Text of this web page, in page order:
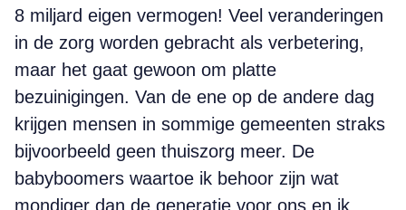
8 miljard eigen vermogen! Veel veranderingen
in de zorg worden gebracht als verbetering,
maar het gaat gewoon om platte
bezuinigingen. Van de ene op de andere dag
krijgen mensen in sommige gemeenten straks
bijvoorbeeld geen thuiszorg meer. De
babyboomers waartoe ik behoor zijn wat
mondiger dan de generatie voor ons en ik